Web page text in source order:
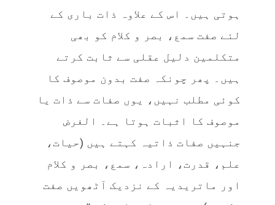
ہوتی ہیں۔ اس کے علاوہ ذات باری کے
لئے صفت سمع، بصر و کلام کو بھی
متکلمین دلیل عقلی سے ثابت کرتے
ہیں۔ پھر چونکہ صفت بدون موصوف کا
کوئی مطلب نہیں، یوں صفات سے ذات یا
موصوف کا اثبات ہوتا ہے۔ الغرض
جنہیں صفات ذاتیہ کہتے ہیں (حیات،
علم، قدرت، ارادہ، سمع، بصر و کلام
اور ماتریدیہ کے نزدیک آٹھویں صفت